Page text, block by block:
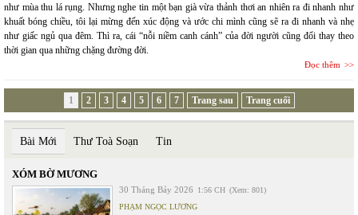
như mùa thu lá rụng. Nhưng nghe tin một bạn già vừa thảnh thơi an nhiên ra đi nhanh như
khuất bóng chiều, tôi lại mừng đến xúc động và ước chi mình cũng sẽ ra đi nhanh và nhẹ
như giấc ngủ qua đêm. Thì ra, cái “nỗi niềm canh cánh” của đời người cũng đổi thay theo
thời gian qua những chặng đường đời.
Đọc thêm
1 2 3 4 5 6 7 Trang sau Trang cuối
Bài Mới Thư Toà Soạn Tin
XÓM BỜ MƯƠNG
30 Tháng Bảy 2026 1:56 CH (Xem: 801)
PHẠM NGỌC LƯƠNG